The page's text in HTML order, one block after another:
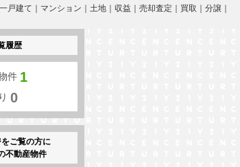
建て｜マンション｜土地｜収益｜売却査定｜買取｜分譲｜
履歴
件 1
0
ご覧の方に
不動産物件